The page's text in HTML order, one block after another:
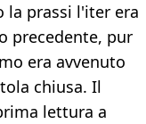
la prassi l'iter era
precedente, pur
era avvenuto
chiusa. Il
lettura a